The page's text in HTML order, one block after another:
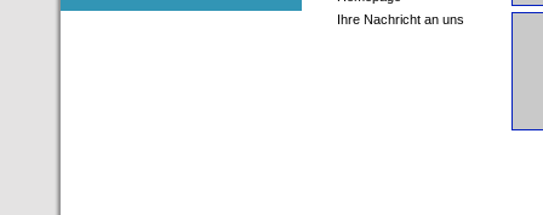
Ihre Nachricht an uns